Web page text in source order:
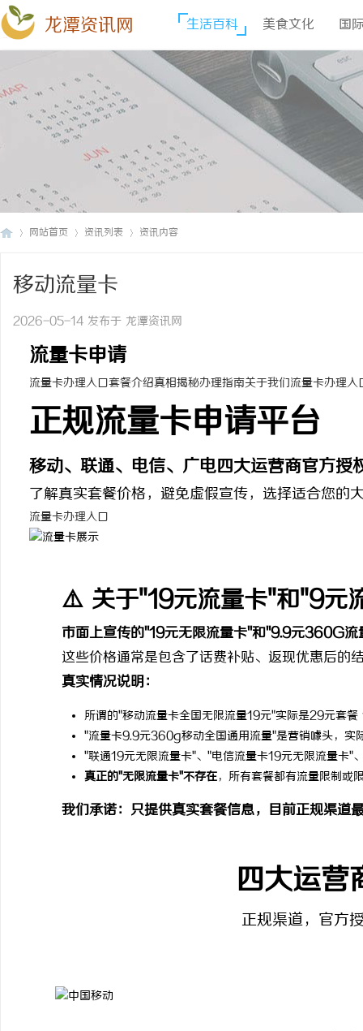
龙潭资讯网 生活百科 美食文化 国
网站首页 资讯列表 资讯内容
移动流量卡
2026-05-14 发布于 龙潭资讯网
流量卡申请
流量卡办理入口套餐介绍真相揭秘办理指南关于我们流量卡办理入
正规流量卡申请平台
移动、联通、电信、广电四大运营商官方授
了解真实套餐价格，避免虚假宣传，选择适合您的
流量卡办理入口
⚠️ 关于"19元流量卡"和"9元
市面上宣传的"19元无限流量卡"和"9.9元360G流
这些价格通常是包含了话费补贴、返现优惠后的
真实情况说明：
所谓的"移动流量卡全国无限流量19元"实际是29元套餐
"流量卡9.9元360g移动全国通用流量"是营销噱头，实
"联通19元无限流量卡"、"电信流量卡19元无限流量卡"
真正的"无限流量卡"不存在，所有套餐都有流量限制或
我们承诺：只提供真实套餐信息，目前正规渠道
四大运营
正规渠道，官方